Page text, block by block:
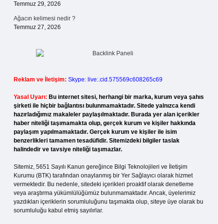
Temmuz 29, 2026
Ağacın kelimesi nedir ?
Temmuz 27, 2026
Reklam ve İletişim: Skype: live:.cid.575569c608265c69
Yasal Uyarı: Bu internet sitesi, herhangi bir marka, kurum veya şahıs
şirketi ile hiçbir bağlantısı bulunmamaktadır. Sitede yalnızca kendi
hazırladığımız makaleler paylaşılmaktadır. Burada yer alan içerikler
haber niteliği taşımamakta olup, gerçek kurum ve kişiler hakkında
paylaşım yapılmamaktadır. Gerçek kurum ve kişiler ile isim
benzerlikleri tamamen tesadüfidir. Sitemizdeki bilgiler taslak
halindedir ve tavsiye niteliği taşımazlar.
Sitemiz, 5651 Sayılı Kanun gereğince Bilgi Teknolojileri ve İletişim
Kurumu (BTK) tarafından onaylanmış bir Yer Sağlayıcı olarak hizmet
vermektedir. Bu nedenle, sitedeki içerikleri proaktif olarak denetleme
veya araştırma yükümlülüğümüz bulunmamaktadır. Ancak, üyelerimiz
yazdıkları içeriklerin sorumluluğunu taşımakta olup, siteye üye olarak bu
sorumluluğu kabul etmiş sayılırlar.